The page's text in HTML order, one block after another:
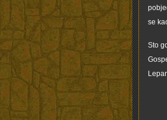
se
Sto